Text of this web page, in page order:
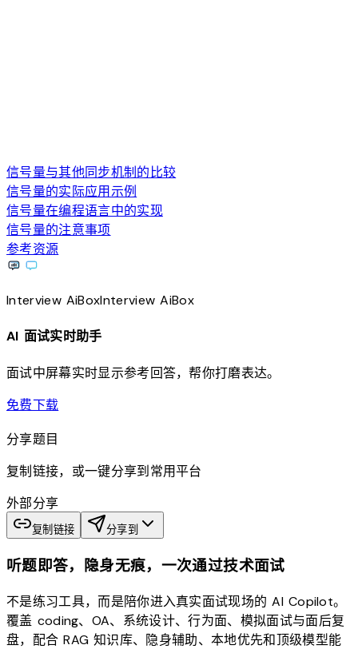
信号量与其他同步机制的比较
信号量的实际应用示例
信号量在编程语言中的实现
信号量的注意事项
参考资源
Interview AiBoxInterviewAiBox
AI 面试实时助手
面试中屏幕实时显示参考回答，帮你打磨表达。
免费下载download
分享题目
复制链接，或一键分享到常用平台
外部分享
复制链接 分享到
听题即答，隐身无痕，一次通过技术面试
不是练习工具，而是陪你进入真实面试现场的 AI Copilot。
覆盖 coding、OA、系统设计、行为面、模拟面试与面后复
盘，配合 RAG 知识库、隐身辅助、本地优先和顶级模型能